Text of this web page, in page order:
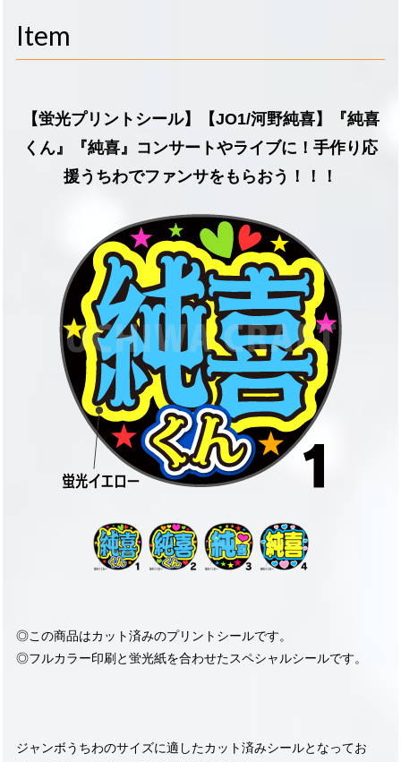
Item
【蛍光プリントシール】【JO1/河野純喜】『純喜
くん』『純喜』コンサートやライブに！手作り応
援うちわでファンサをもらおう！！！
◎この商品はカット済みのプリントシールです。
◎フルカラー印刷と蛍光紙を合わせたスペシャルシールです。
ジャンボうちわのサイズに適したカット済みシールとなってお